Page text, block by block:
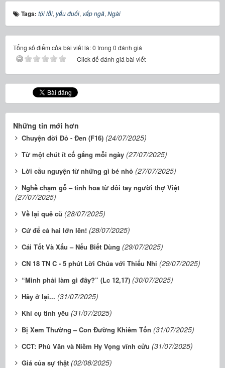
Tags: tội lỗi, yếu đuối, vấp ngã, Ngài
Tổng số điểm của bài viết là: 0 trong 0 đánh giá
Click để đánh giá bài viết
Những tin mới hơn
Chuyện đời Đỏ - Đen (F16) (24/07/2025)
Từ một chút ít cố gắng mỗi ngày (27/07/2025)
Lời cầu nguyện từ những gì bé nhỏ (27/07/2025)
Nghề chạm gỗ – tinh hoa từ đôi tay người thợ Việt
(27/07/2025)
Về lại quê cũ (28/07/2025)
Cứ để cả hai lớn lên! (28/07/2025)
Cái Tốt Và Xấu – Nếu Biết Dùng (29/07/2025)
CN 18 TN C - 5 phút Lời Chúa với Thiếu Nhi (29/07/2025)
“Mình phải làm gì đây?” (Lc 12,17) (30/07/2025)
Hãy ở lại... (31/07/2025)
Khí cụ tình yêu (31/07/2025)
Bị Xem Thường – Con Đường Khiêm Tốn (31/07/2025)
CCT: Phù Vân và Niềm Hy Vọng vĩnh cửu (31/07/2025)
Giá của sự thật (02/08/2025)